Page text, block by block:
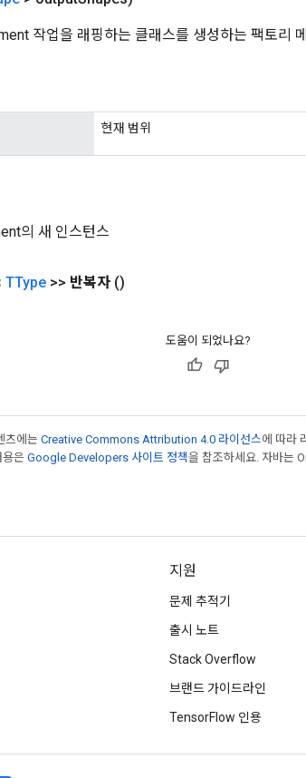
작업을 래핑하는 클래스를 생성하는 팩토리
현재 범위
의 새 인스턴스
TType >> 반복자 ()
도움이 되었나요?
츠에는 Creative Commons Attribution 4.0 라이선스에 따라
은 Google Developers 사이트 정책을 참조하세요. 자바는
지원
문제 추적기
출시 노트
Stack Overflow
브랜드 가이드라인
TensorFlow 인용